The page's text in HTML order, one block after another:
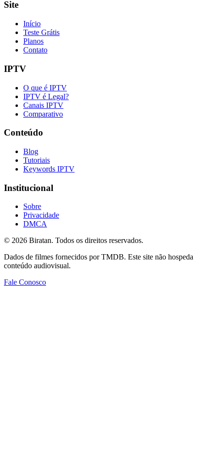
Site
Início
Teste Grátis
Planos
Contato
IPTV
O que é IPTV
IPTV é Legal?
Canais IPTV
Comparativo
Conteúdo
Blog
Tutoriais
Keywords IPTV
Institucional
Sobre
Privacidade
DMCA
© 2026 Biratan. Todos os direitos reservados.
Dados de filmes fornecidos por TMDB. Este site não hospeda
conteúdo audiovisual.
Fale Conosco